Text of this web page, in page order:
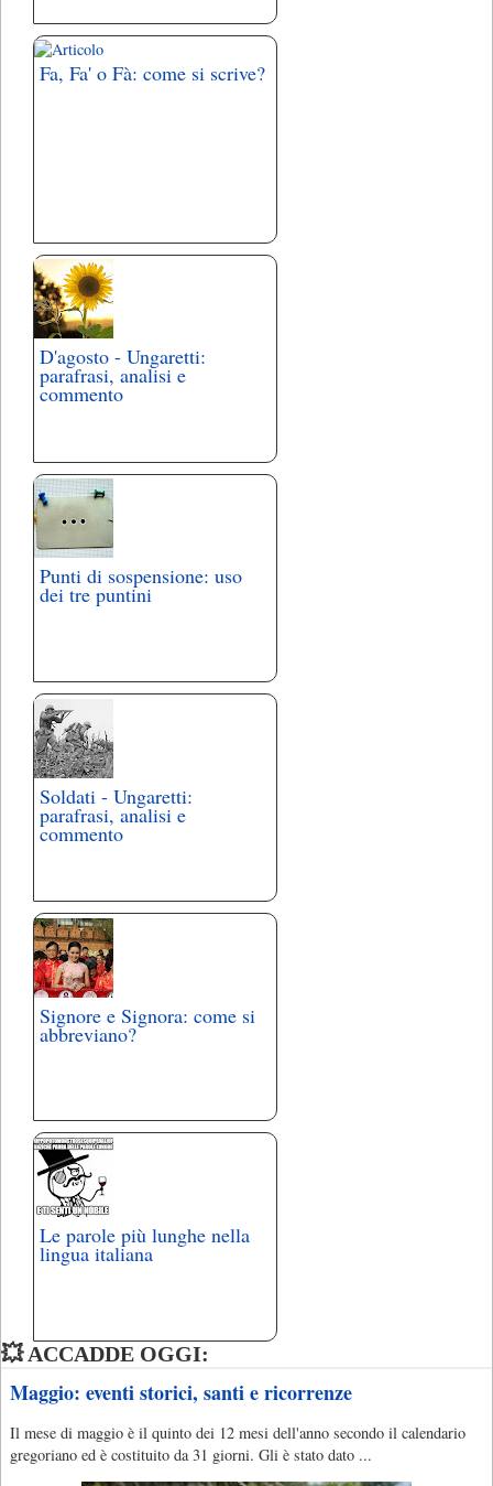
Fa, Fa' o Fà: come si scrive?
D'agosto - Ungaretti:
parafrasi, analisi e
commento
Punti di sospensione: uso
dei tre puntini
Soldati - Ungaretti:
parafrasi, analisi e
commento
Signore e Signora: come si
abbreviano?
Le parole più lunghe nella
lingua italiana
💥 ACCADDE OGGI:
Maggio: eventi storici, santi e ricorrenze
Il mese di maggio è il quinto dei 12 mesi dell'anno secondo il calendario
gregoriano ed è costituito da 31 giorni. Gli è stato dato ...